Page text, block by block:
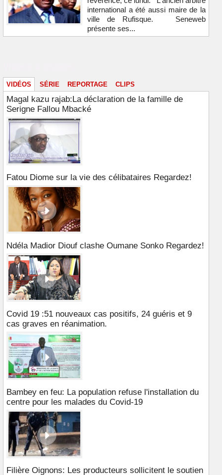
international a été aussi maire de la
ville de Rufisque. Seneweb
présente ses...
VIDÉOS SÉRIE REPORTAGE CLIPS
Magal kazu rajab:La déclaration de la famille de
Serigne Fallou Mbacké
Fatou Diome sur la vie des célibataires Regardez!
Ndéla Madior Diouf clashe Oumane Sonko Regardez!
Covid 19 :51 nouveaux cas positifs, 24 guéris et 9
cas graves en réanimation.
Bambey en feu: La population refuse l'installation du
centre pour les malades du Covid-19
Filière Oignons: Les producteurs sollicitent le soutien